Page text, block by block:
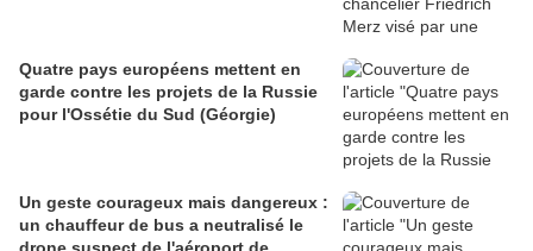
Quatre pays européens mettent en
garde contre les projets de la Russie
pour l'Ossétie du Sud (Géorgie)
Un geste courageux mais dangereux :
un chauffeur de bus a neutralisé le